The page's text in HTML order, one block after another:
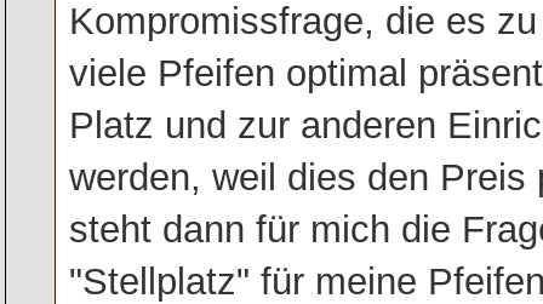
Kompromissfrage, die es
viele Pfeifen optimal
Platz und zur anderen
werden, weil dies den
steht dann für mich die
"Stellplatz" für meine